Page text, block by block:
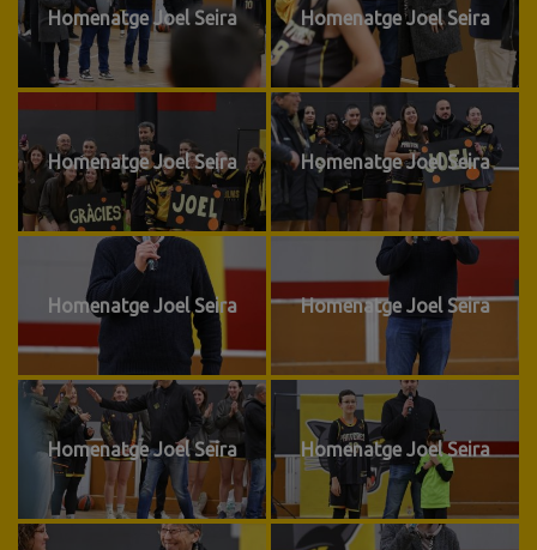
Homenatge Joel Seira Homenatge Joel Seira
Homenatge Joel Seira Homenatge Joel Seira
Homenatge Joel Seira Homenatge Joel Seira
Homenatge Joel Seira Homenatge Joel Seira